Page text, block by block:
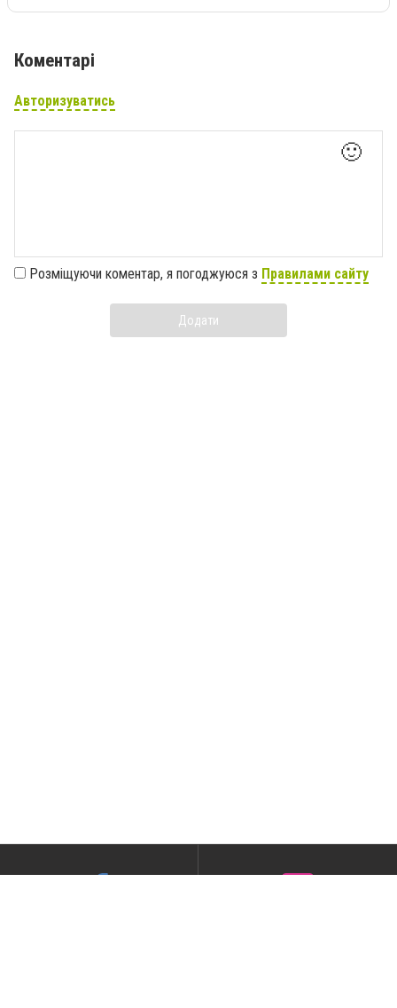
Коментарі
Авторизуватись
🙂
Розміщуючи коментар, я погоджуюся з Правилами сайту
Додати